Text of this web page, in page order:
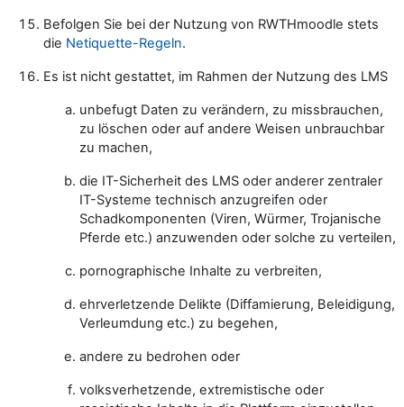
Befolgen Sie bei der Nutzung von RWTHmoodle stets
die Netiquette-Regeln.
Es ist nicht gestattet, im Rahmen der Nutzung des LMS
unbefugt Daten zu verändern, zu missbrauchen,
zu löschen oder auf andere Weisen unbrauchbar
zu machen,
die IT-Sicherheit des LMS oder anderer zentraler
IT-Systeme technisch anzugreifen oder
Schadkomponenten (Viren, Würmer, Trojanische
Pferde etc.) anzuwenden oder solche zu verteilen,
pornographische Inhalte zu verbreiten,
ehrverletzende Delikte (Diffamierung, Beleidigung,
Verleumdung etc.) zu begehen,
andere zu bedrohen oder
volksverhetzende, extremistische oder